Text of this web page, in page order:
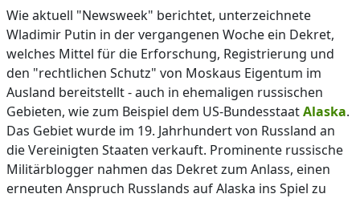
Wie aktuell "Newsweek" berichtet, unterzeichnete
Wladimir Putin in der vergangenen Woche ein Dekret,
welches Mittel für die Erforschung, Registrierung und
den "rechtlichen Schutz" von Moskaus Eigentum im
Ausland bereitstellt - auch in ehemaligen russischen
Gebieten, wie zum Beispiel dem US-BundesstaatAlaska.
Das Gebiet wurde im 19. Jahrhundert von Russland an
die Vereinigten Staaten verkauft. Prominente russische
Militärblogger nahmen das Dekret zum Anlass, einen
erneuten Anspruch Russlands auf Alaska ins Spiel zu